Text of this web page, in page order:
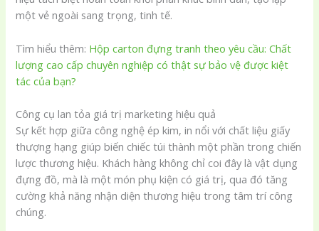
một vẻ ngoài sang trọng, tinh tế.
Tìm hiểu thêm: Hộp carton đựng tranh theo yêu cầu: Chất
lượng cao cấp chuyên nghiệp có thật sự bảo vệ được kiệt
tác của bạn?
Công cụ lan tỏa giá trị marketing hiệu quả
Sự kết hợp giữa công nghệ ép kim, in nổi với chất liệu giấy
thượng hạng giúp biến chiếc túi thành một phần trong chiến
lược thương hiệu. Khách hàng không chỉ coi đây là vật dụng
đựng đồ, mà là một món phụ kiện có giá trị, qua đó tăng
cường khả năng nhận diện thương hiệu trong tâm trí công
chúng.